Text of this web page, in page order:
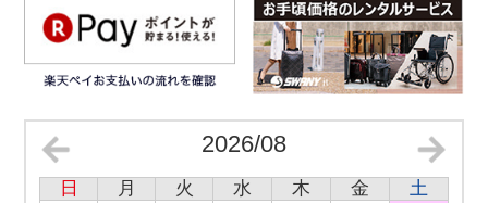
2026/08
日 月 火 水 木 金
土